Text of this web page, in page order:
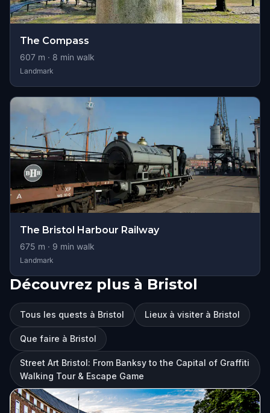
The Compass
607 m · 8 min walk
Landmark
The Bristol Harbour Railway
675 m · 9 min walk
Landmark
Découvrez plus à Bristol
Tous les quests à Bristol Lieux à visiter à Bristol
Que faire à Bristol
Street Art Bristol: From Banksy to the Capital of Graffiti
Walking Tour & Escape Game